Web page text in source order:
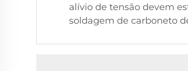
alívio de tensão devem
soldagem de carboneto